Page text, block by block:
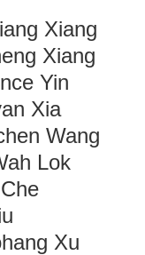
Xiang
Xiang
Yin
Xia
Wang
Lok
Xu